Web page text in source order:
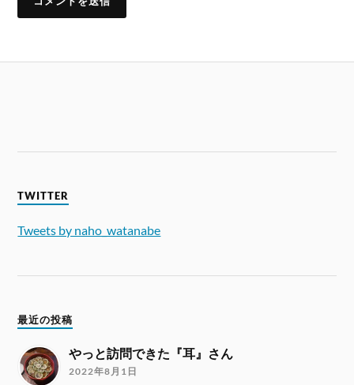
TWITTER
Tweets by naho_watanabe
最近の投稿
やっと訪問できた『耳』さん
2022年8月1日